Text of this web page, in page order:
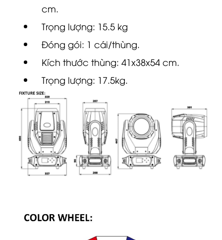
cm.
Trọng lượng: 15.5 kg
Đóng gói: 1 cái/thùng.
Kích thước thùng: 41x38x54 cm.
Trọng lượng: 17.5kg.